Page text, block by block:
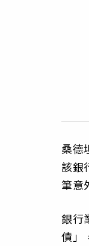
桑德
該銀
筆意
銀行
債」